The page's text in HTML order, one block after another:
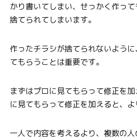
かり書いてしまい、せっかく作っ
捨てられてしまいます。
作ったチラシが捨てられないよう
てもらうことは重要です。
まずはプロに見てもらって修正を
に見てもらって修正を加えると、よ
一人で内容を考えるより、複数の